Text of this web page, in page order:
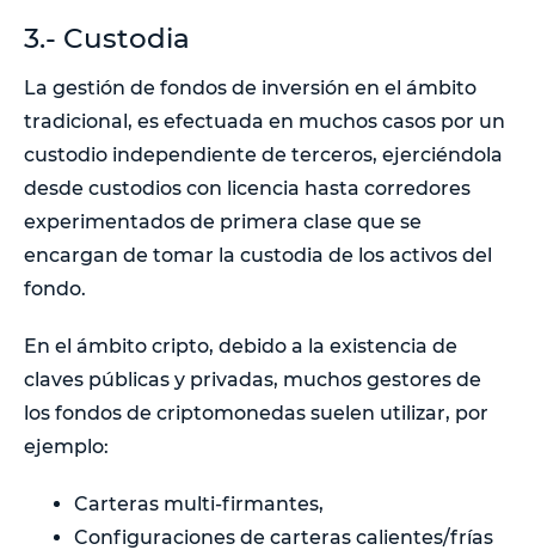
3.- Custodia
La gestión de fondos de inversión en el ámbito
tradicional, es efectuada en muchos casos por un
custodio independiente de terceros, ejerciéndola
desde custodios con licencia hasta corredores
experimentados de primera clase que se
encargan de tomar la custodia de los activos del
fondo.
En el ámbito cripto, debido a la existencia de
claves públicas y privadas, muchos gestores de
los fondos de criptomonedas suelen utilizar, por
ejemplo:
Carteras multi-firmantes,
Configuraciones de carteras calientes/frías